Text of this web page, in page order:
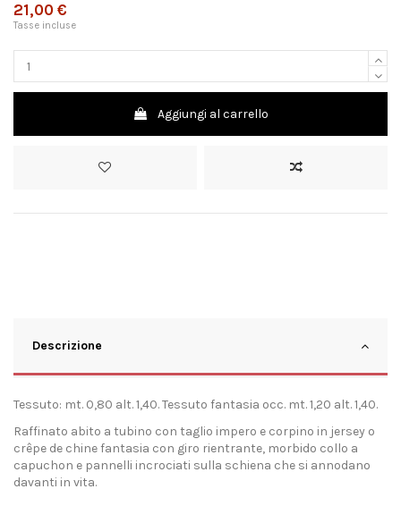
21,00 €
Tasse incluse
Aggiungi al carrello
Descrizione
Tessuto: mt. 0,80 alt. 1,40. Tessuto fantasia occ. mt. 1,20 alt. 1,40.
Raffinato abito a tubino con taglio impero e corpino in jersey o
crêpe de chine fantasia con giro rientrante, morbido collo a
capuchon e pannelli incrociati sulla schiena che si annodano
davanti in vita.